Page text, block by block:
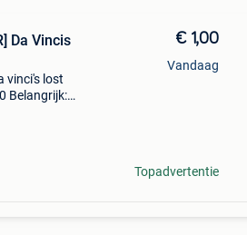
Da Vincis
vinci's lost
Belangrijk:
€ 1,00
Vandaag
Topadvertentie